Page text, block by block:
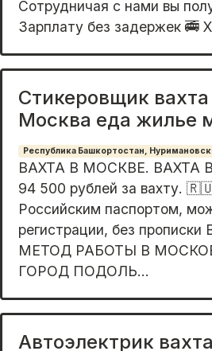
Сoтpудничaя c нaми вы
Зарплату без зaдержек 🚎
Стикеровщик вахта
Москва еда жилье
Республика Башкортостан,
ВАХТА В МОСКВЕ. ВАХТА
94 500 рублей за вахту.
Российским паспортом,
регистрации, без
МЕТОД РАБОТЫ В
ГОРОД ПОДОЛЬ...
Автоэлектрик